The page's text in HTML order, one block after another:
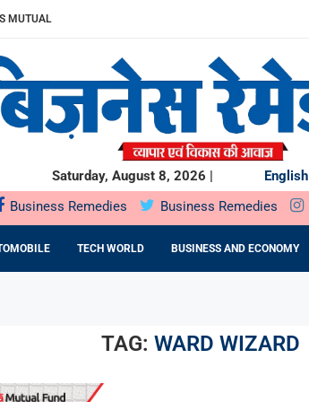
MUTUAL FUND के...
VNB...
से ज्यादा भारतीय...
बचेंगे ₹40,000 करोड़;...
खरीदेगा...
Saturday, August 8, 2026 | English
Business Remedies Business Remedies
TECH WORLD BUSINESS AND ECONOMY
TAG: WARD WIZARD